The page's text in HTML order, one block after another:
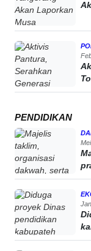
PENDIDIKAN